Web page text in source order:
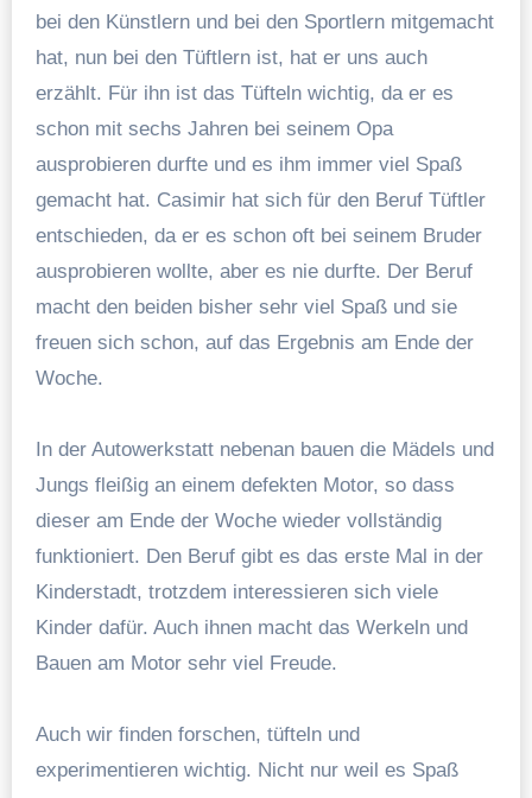
bei den Künstlern und bei den Sportlern mitgemacht
hat, nun bei den Tüftlern ist, hat er uns auch
erzählt. Für ihn ist das Tüfteln wichtig, da er es
schon mit sechs Jahren bei seinem Opa
ausprobieren durfte und es ihm immer viel Spaß
gemacht hat. Casimir hat sich für den Beruf Tüftler
entschieden, da er es schon oft bei seinem Bruder
ausprobieren wollte, aber es nie durfte. Der Beruf
macht den beiden bisher sehr viel Spaß und sie
freuen sich schon, auf das Ergebnis am Ende der
Woche.
In der Autowerkstatt nebenan bauen die Mädels und
Jungs fleißig an einem defekten Motor, so dass
dieser am Ende der Woche wieder vollständig
funktioniert. Den Beruf gibt es das erste Mal in der
Kinderstadt, trotzdem interessieren sich viele
Kinder dafür. Auch ihnen macht das Werkeln und
Bauen am Motor sehr viel Freude.
Auch wir finden forschen, tüfteln und
experimentieren wichtig. Nicht nur weil es Spaß